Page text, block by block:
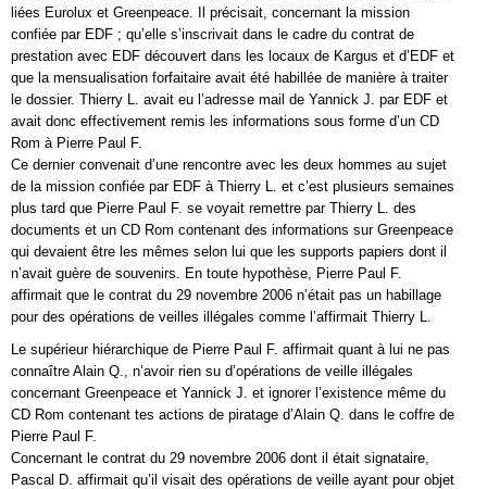
liées Eurolux et Greenpeace. Il précisait, concernant la mission
confiée par EDF ; qu’elle s’inscrivait dans le cadre du contrat de
prestation avec EDF découvert dans les locaux de Kargus et d’EDF et
que la mensualisation forfaitaire avait été habillée de manière à traiter
le dossier. Thierry L. avait eu l’adresse mail de Yannick J. par EDF et
avait donc effectivement remis les informations sous forme d’un CD
Rom à Pierre Paul F.
Ce dernier convenait d’une rencontre avec les deux hommes au sujet
de la mission confiée par EDF à Thierry L. et c’est plusieurs semaines
plus tard que Pierre Paul F. se voyait remettre par Thierry L. des
documents et un CD Rom contenant des informations sur Greenpeace
qui devaient être les mêmes selon lui que les supports papiers dont il
n’avait guère de souvenirs. En toute hypothèse, Pierre Paul F.
affirmait que le contrat du 29 novembre 2006 n’était pas un habillage
pour des opérations de veilles illégales comme l’affirmait Thierry L.
Le supérieur hiérarchique de Pierre Paul F. affirmait quant à lui ne pas
connaître Alain Q., n’avoir rien su d’opérations de veille illégales
concernant Greenpeace et Yannick J. et ignorer l’existence même du
CD Rom contenant tes actions de piratage d’Alain Q. dans le coffre de
Pierre Paul F.
Concernant le contrat du 29 novembre 2006 dont il était signataire,
Pascal D. affirmait qu’il visait des opérations de veille ayant pour objet